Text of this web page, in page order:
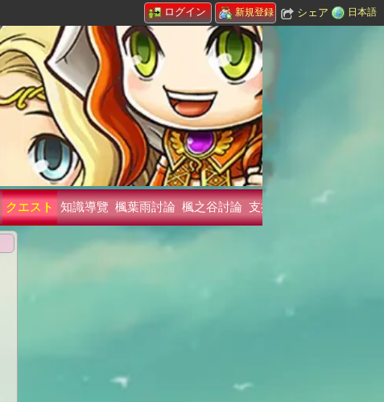
ログイン 新規登録 シェア 日本語
クエスト 知識導覽 楓葉雨討論 楓之谷討論 支持